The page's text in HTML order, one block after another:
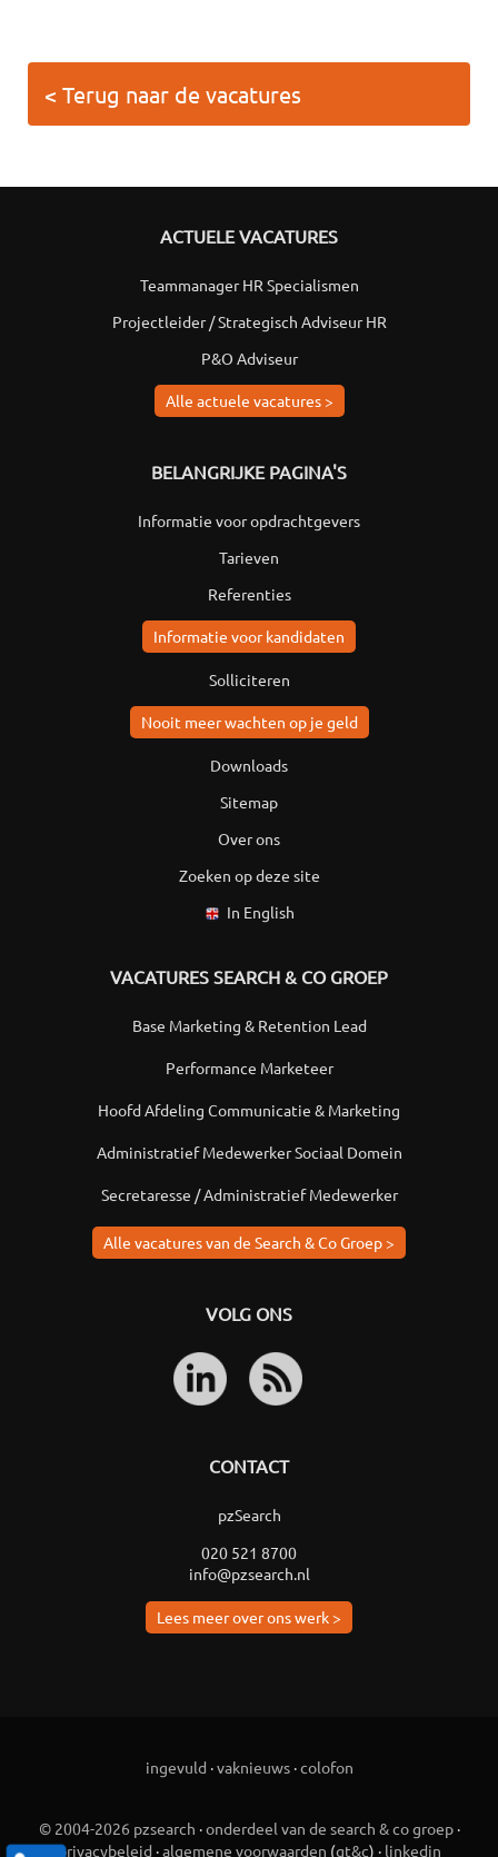
< Terug naar de vacatures
ACTUELE VACATURES
Teammanager HR Specialismen
Projectleider / Strategisch Adviseur HR
P&O Adviseur
Alle actuele vacatures >
BELANGRIJKE PAGINA'S
Informatie voor opdrachtgevers
Tarieven
Referenties
Informatie voor kandidaten
Solliciteren
Nooit meer wachten op je geld
Downloads
Sitemap
Over ons
Zoeken op deze site
In English
VACATURES SEARCH & CO GROEP
Base Marketing & Retention Lead
Performance Marketeer
Hoofd Afdeling Communicatie & Marketing
Administratief Medewerker Sociaal Domein
Secretaresse / Administratief Medewerker
Alle vacatures van de Search & Co Groep >
VOLG ONS
CONTACT
pzSearch
020 521 8700
info@pzsearch.nl
Lees meer over ons werk >
ingevuld ·vaknieuws·colofon
© 2004-2026 pzsearch ·onderdeel van de search & co groep·
privacybeleid ·algemene voorwaarden (gt&c) · linkedin